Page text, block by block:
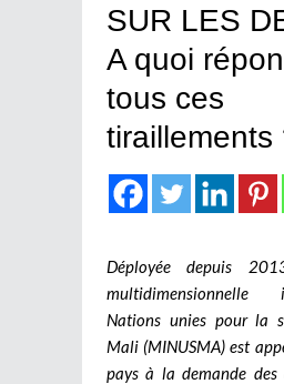
SUR LES
A quoi
tous ces
tiraillements
Déployée depuis
multidimensionnelle
Nations unies pour la
Mali (MINUSMA) est
pays à la demande